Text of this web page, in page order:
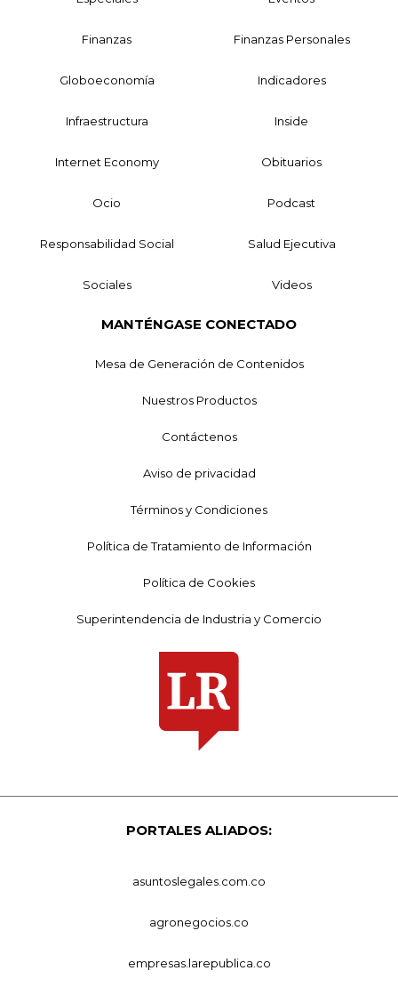
Finanzas Finanzas Personales
Globoeconomía Indicadores
Infraestructura Inside
Internet Economy Obituarios
Ocio Podcast
Responsabilidad Social Salud Ejecutiva
Sociales Videos
MANTÉNGASE CONECTADO
Mesa de Generación de Contenidos
Nuestros Productos
Contáctenos
Aviso de privacidad
Términos y Condiciones
Política de Tratamiento de Información
Política de Cookies
Superintendencia de Industria y Comercio
PORTALES ALIADOS:
asuntoslegales.com.co
agronegocios.co
empresas.larepublica.co